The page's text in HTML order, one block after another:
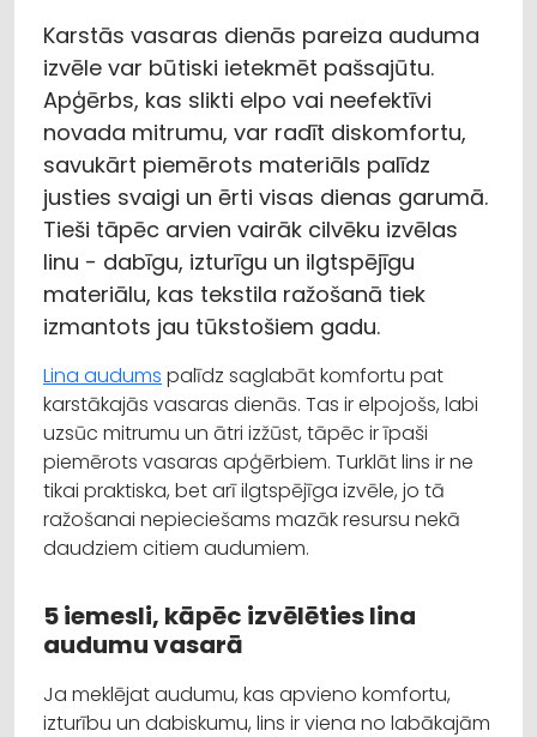
Karstās vasaras dienās pareiza auduma
izvēle var būtiski ietekmēt pašsajūtu.
Apģērbs, kas slikti elpo vai neefektīvi
novada mitrumu, var radīt diskomfortu,
savukārt piemērots materiāls palīdz
justies svaigi un ērti visas dienas garumā.
Tieši tāpēc arvien vairāk cilvēku izvēlas
linu - dabīgu, izturīgu un ilgtspējīgu
materiālu, kas tekstila ražošanā tiek
izmantots jau tūkstošiem gadu.
Lina audums palīdz saglabāt komfortu pat
karstākajās vasaras dienās. Tas ir elpojošs, labi
uzsūc mitrumu un ātri izžūst, tāpēc ir īpaši
piemērots vasaras apģērbiem. Turklāt lins ir ne
tikai praktiska, bet arī ilgtspējīga izvēle, jo tā
ražošanai nepieciešams mazāk resursu nekā
daudziem citiem audumiem.
5 iemesli, kāpēc izvēlēties lina
audumu vasarā
Ja meklējat audumu, kas apvieno komfortu,
izturību un dabiskumu, lins ir viena no labākajām